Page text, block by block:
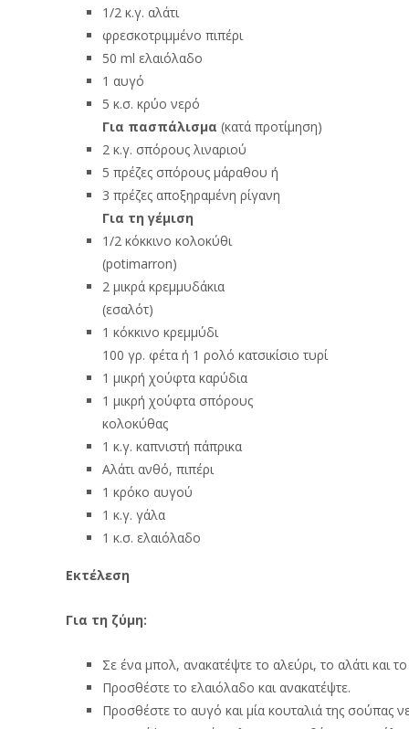
1/2 κ.γ. αλάτι
φρεσκοτριμμένο πιπέρι
50 ml ελαιόλαδο
1 αυγό
5 κ.σ. κρύο νερό
Για πασπάλισμα (κατά προτίμηση)
2 κ.γ. σπόρους λιναριού
5 πρέζες σπόρους μάραθου ή
3 πρέζες αποξηραμένη ρίγανη
Για τη γέμιση
1/2 κόκκινο κολοκύθι
(potimarron)
2 μικρά κρεμμυδάκια
(εσαλότ)
1 κόκκινο κρεμμύδι
100 γρ. φέτα ή 1 ρολό κατσικίσιο τυρί
1 μικρή χούφτα καρύδια
1 μικρή χούφτα σπόρους
κολοκύθας
1 κ.γ. καπνιστή πάπρικα
Αλάτι ανθό, πιπέρι
1 κρόκο αυγού
1 κ.γ. γάλα
1 κ.σ. ελαιόλαδο
Εκτέλεση
Για τη ζύμη:
Σε ένα μπολ, ανακατέψτε το αλεύρι, το αλάτι και το
Προσθέστε το ελαιόλαδο και ανακατέψτε.
Προσθέστε το αυγό και μία κουταλιά της σούπας